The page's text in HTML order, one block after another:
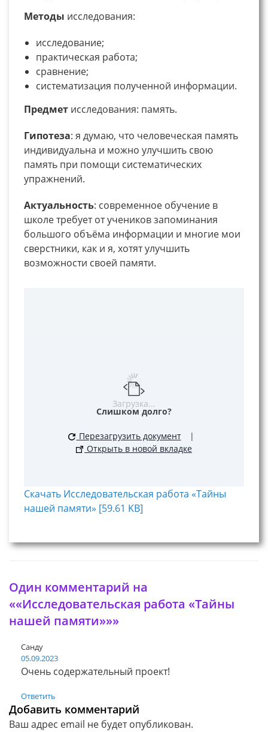
Методы исследования:
исследование;
практическая работа;
сравнение;
систематизация полученной информации.
Предмет исследования: память.
Гипотеза: я думаю, что человеческая память
индивидуальна и можно улучшить свою
память при помощи систематических
упражнений.
Актуальность: современное обучение в
школе требует от учеников запоминания
большого объёма информации и многие мои
сверстники, как и я, хотят улучшить
возможности своей памяти.
Загрузка...
Слишком долго?
Перезагрузить документ
|
Открыть в новой вкладке
Скачать Исследовательская работа «Тайны
нашей памяти» [59.61 KB]
Один комментарий на
««Исследовательская работа «Тайны
нашей памяти»»»
Санду
05.09.2023
Очень содержательный проект!
Ответить
Добавить комментарий
Ваш адрес email не будет опубликован.